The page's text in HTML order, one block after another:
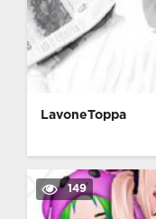
LavoneToppa
149